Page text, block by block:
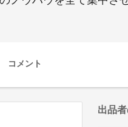
コメント
出品